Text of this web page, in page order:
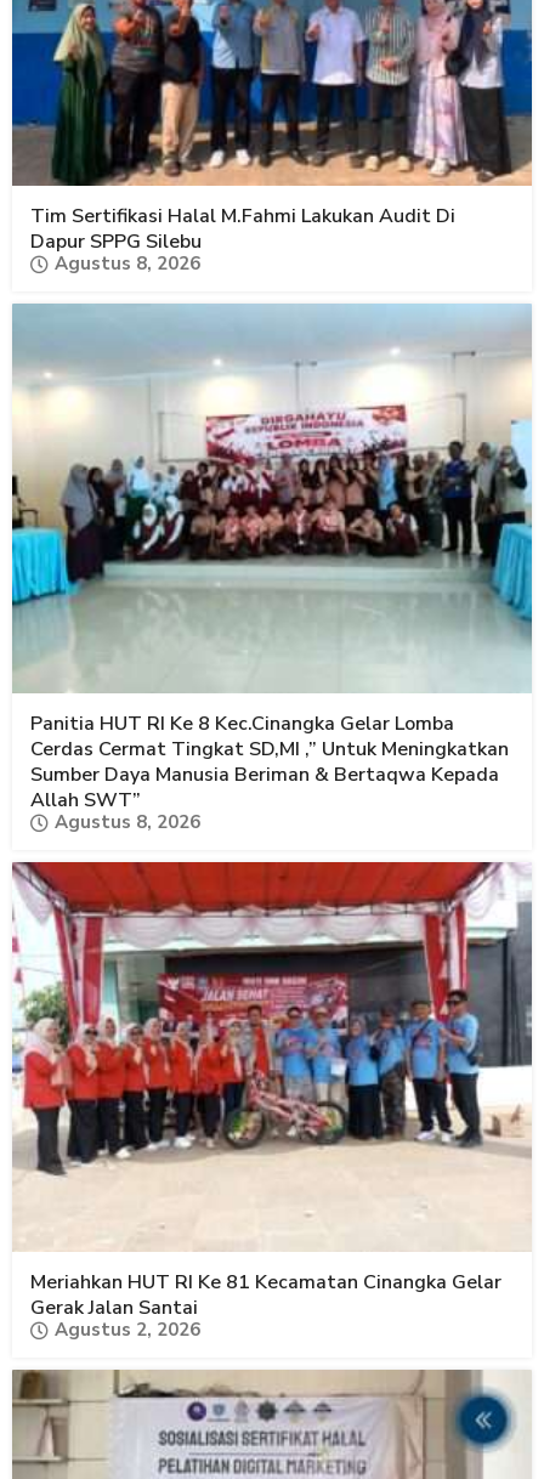
Tim Sertifikasi Halal M.Fahmi Lakukan Audit Di
Dapur SPPG Silebu
Agustus 8, 2026
Panitia HUT RI Ke 8 Kec.Cinangka Gelar Lomba
Cerdas Cermat Tingkat SD,MI ,” Untuk Meningkatkan
Sumber Daya Manusia Beriman & Bertaqwa Kepada
Allah SWT”
Agustus 8, 2026
Meriahkan HUT RI Ke 81 Kecamatan Cinangka Gelar
Gerak Jalan Santai
Agustus 2, 2026